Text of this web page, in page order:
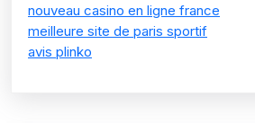
nouveau casino en ligne france
meilleure site de paris sportif
avis plinko